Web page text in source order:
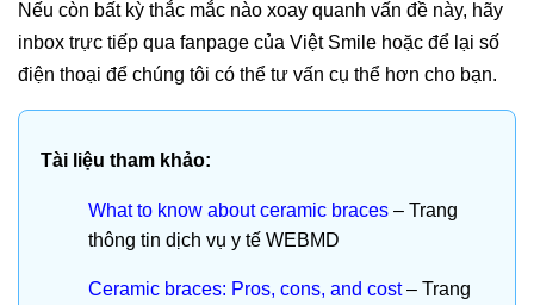
Nếu còn bất kỳ thắc mắc nào xoay quanh vấn đề này, hãy
inbox trực tiếp qua fanpage của Việt Smile hoặc để lại số
điện thoại để chúng tôi có thể tư vấn cụ thể hơn cho bạn.
Tài liệu tham khảo:
What to know about ceramic braces – Trang
thông tin dịch vụ y tế WEBMD
Ceramic braces: Pros, cons, and cost– Trang